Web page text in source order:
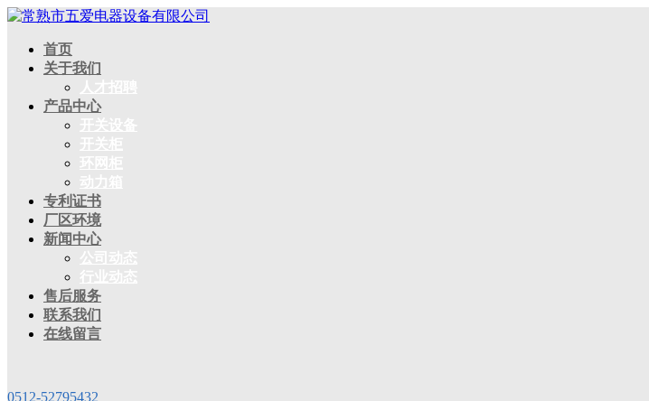
首页
关于我们
产品中心
专利证书
厂区环境
新闻中心
售后服务
联系我们
在线留言
0512-52795432